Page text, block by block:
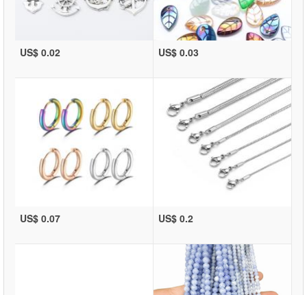
US$ 0.02 US$ 0.03
US$ 0.07 US$ 0.2